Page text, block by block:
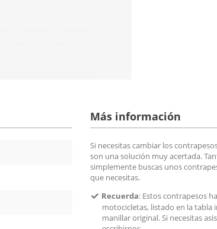
Más información
Si necesitas cambiar los
son una solución muy acertada.
simplemente buscas unos
que necesitas.
Recuerda: Estos contrapesos
motocicletas, listado en la tabla
manillar original. Si necesitas